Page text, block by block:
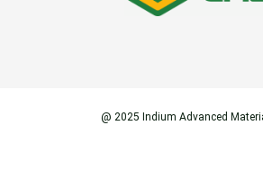
@ 2025 Indium Advanced